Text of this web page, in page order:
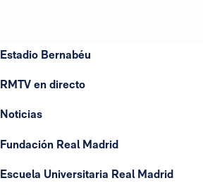
Estadio Bernabéu
RMTV en directo
Noticias
Fundación Real Madrid
Escuela Universitaria Real Madrid